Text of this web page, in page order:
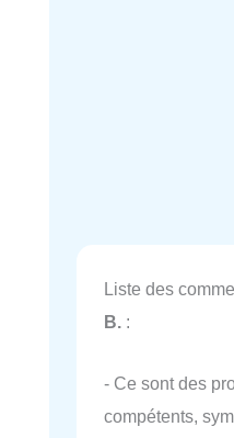
Liste des
B. :
- Ce sont des
compétents,